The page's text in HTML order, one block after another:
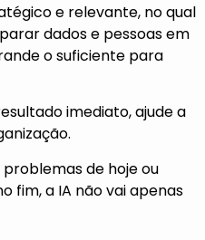
e relevante, no qual
dados e pessoas em
o suficiente para
imediato, ajude a
de hoje ou
fim, a IA não vai apenas